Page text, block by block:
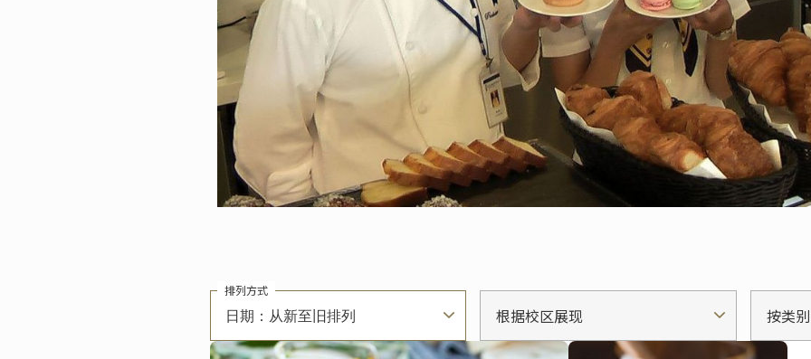
日期：从新至旧排列
排列方式
根据校区展现 按类